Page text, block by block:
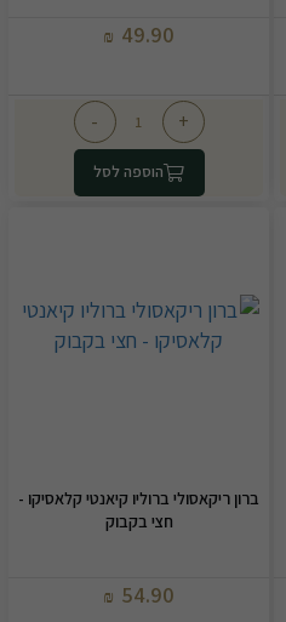
49.90
₪
+
-
הוספה לסל
ברון ריקאסולי ברוליו קיאנטי קלאסיקו -
חצי בקבוק
54.90
₪